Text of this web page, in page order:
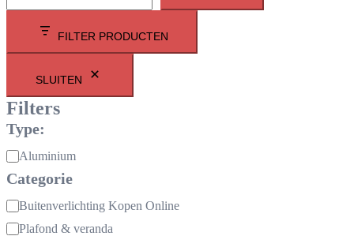
FILTER PRODUCTEN
SLUITEN
Filters
Type:
Materiaal:
Aluminium
Categorie
Categorie
Buitenverlichting Kopen Online
Plafond & veranda